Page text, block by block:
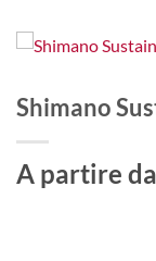
Shimano
A partire da